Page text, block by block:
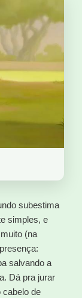
subestima
simples, e
(na
salvando a
Dá pra jurar
cabelo de